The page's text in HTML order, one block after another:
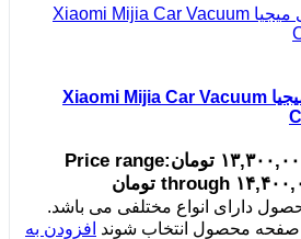
جارو شارژی شیائومی میجیا Xiaomi Mijia Car Vacuum
تومانPrice range:
دارای انواع مختلفی می باشد.
محصول انتخاب شوند افزودن به